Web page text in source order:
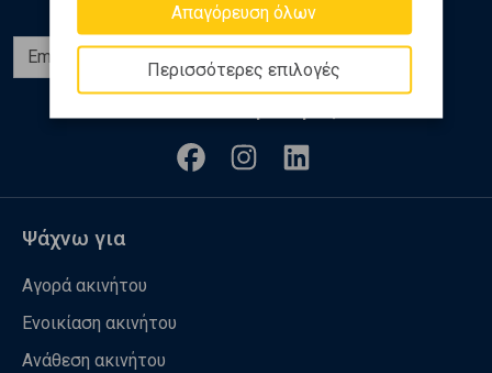
Απαγόρευση όλων
Περισσότερες επιλογές
Ψάχνω για
Αγορά ακινήτου
Ενοικίαση ακινήτου
Ανάθεση ακινήτου